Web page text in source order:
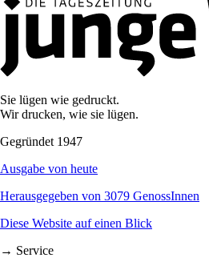
Sie lügen wie gedruckt.
Wir drucken, wie sie lügen.
Gegründet 1947
Ausgabe von heute
Herausgegeben von 3079 GenossInnen
Diese Website auf einen Blick
→ Service